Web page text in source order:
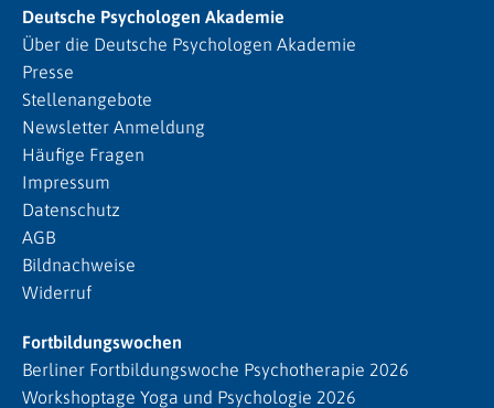
Deutsche Psychologen Akademie
Über die Deutsche Psychologen Akademie
Presse
Stellenangebote
Newsletter Anmeldung
Häufige Fragen
Impressum
Datenschutz
AGB
Bildnachweise
Widerruf
Fortbildungswochen
Berliner Fortbildungswoche Psychotherapie 2026
Workshoptage Yoga und Psychologie 2026